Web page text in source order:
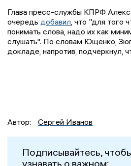
Глава пресс-службы КПРФ
очередь добавил, что "для того
понимать слова, надо их как
слушать". По словам Ющенко,
докладе, напротив, подчеркнул,
Автор: Сергей Иванов
Подписывайтесь,
узнавать о важном: